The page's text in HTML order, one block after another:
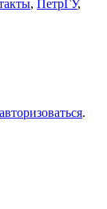
, ПетрГУ,
авторизоваться.